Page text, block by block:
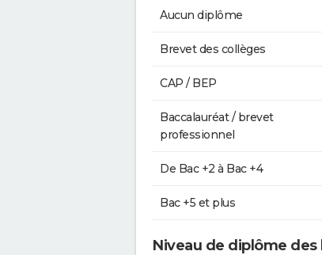
Aucun diplôme
Brevet des collèges
CAP / BEP
Baccalauréat / brevet
professionnel
De Bac +2 à Bac +4
Bac +5 et plus
Niveau de diplôme